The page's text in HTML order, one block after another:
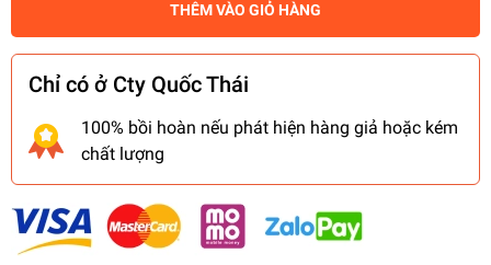
THÊM VÀO GIỎ HÀNG
Chỉ có ở Cty Quốc Thái
100% bồi hoàn nếu phát hiện hàng giả hoặc kém
chất lượng